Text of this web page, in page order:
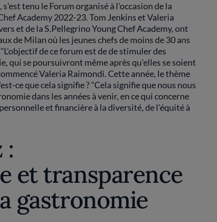
tenu le Forum organisé à l'occasion de la
Academy 2022-23. Tom Jenkins et Valeria
et de la S.Pellegrino Young Chef Academy, ont
de Milan où les jeunes chefs de moins de 30 ans
de ce forum est de de stimuler des
qui se poursuivront même après qu'elles se soient
Valeria Raimondi. Cette année, le thème
ce que cela signifie ? "Cela signifie que nous nous
dans les années à venir, en ce qui concerne
et financière à la diversité, de l'équité à
:
et transparence
gastronomie